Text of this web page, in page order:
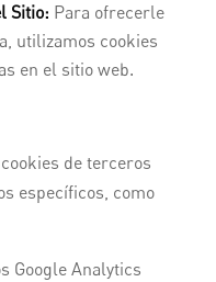
Sitio: Para ofrecerle
utilizamos cookies
en el sitio web.
de terceros
específicos, como
Google Analytics